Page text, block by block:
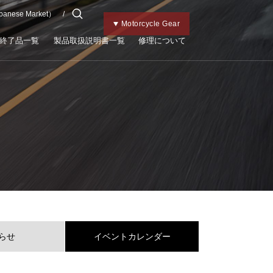
Motorcycle Gear
Kabutoトップ
Bicycle Gear
チャイルドメット
Market）
了品一覧 製品取扱説明書一覧 修理について
せ イベントカレンダー